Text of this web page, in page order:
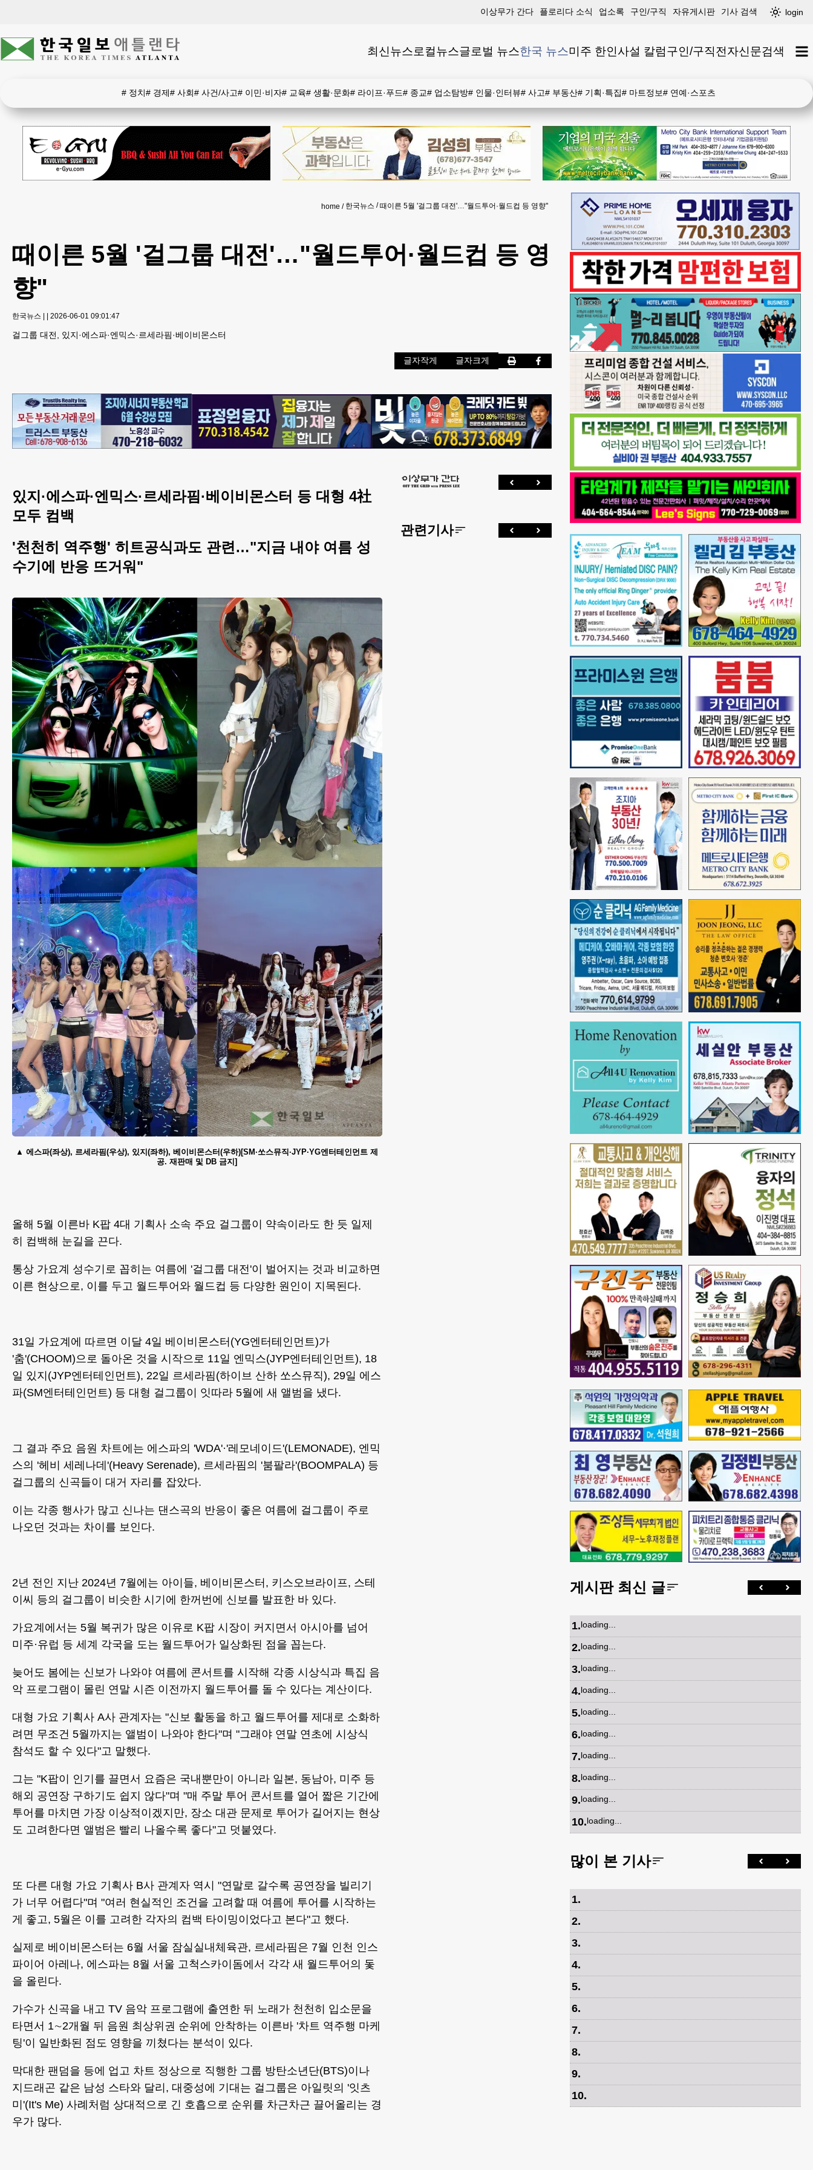
이상무가 간다 플로리다 소식 업소록 구인/구직 자유게시판 기사 검색 login
최신뉴스로컬뉴스글로벌 뉴스한국 뉴스미주 한인사설 칼럼구인/구직전자신문검색
# 정치# 경제# 사회# 사건/사고# 이민·비자# 교육# 생활·문화# 라이프·푸드# 종교# 업소탐방# 인물·인터뷰# 사고# 부동산# 기획·특집# 마트정보# 연예·스포츠
home 한국뉴스 때이른 5월 '걸그룹 대전'…"월드투어·월드컵 등 영향"
때이른 5월 '걸그룹 대전'…"월드투어·월드컵 등 영
향"
한국뉴스 | | 2026-06-01 09:01:47
걸그룹 대전, 있지·에스파·엔믹스·르세라핌·베이비몬스터
글자작게 글자크게
있지·에스파·엔믹스·르세라핌·베이비몬스터 등 대형 4社
모두 컴백
'천천히 역주행' 히트공식과도 관련…"지금 내야 여름 성
수기에 반응 뜨거워"
에스파(좌상), 르세라핌(우상), 있지(좌하), 베이비몬스터(우하)[SM·쏘스뮤직·JYP·YG엔터테인먼트 제
공. 재판매 및 DB 금지]
올해 5월 이른바 K팝 4대 기획사 소속 주요 걸그룹이 약속이라도 한 듯 일제
히 컴백해 눈길을 끈다.
통상 가요계 성수기로 꼽히는 여름에 '걸그룹 대전'이 벌어지는 것과 비교하면
이른 현상으로, 이를 두고 월드투어와 월드컵 등 다양한 원인이 지목된다.
31일 가요계에 따르면 이달 4일 베이비몬스터(YG엔터테인먼트)가
'춤'(CHOOM)으로 돌아온 것을 시작으로 11일 엔믹스(JYP엔터테인먼트), 18
일 있지(JYP엔터테인먼트), 22일 르세라핌(하이브 산하 쏘스뮤직), 29일 에스
파(SM엔터테인먼트) 등 대형 걸그룹이 잇따라 5월에 새 앨범을 냈다.
그 결과 주요 음원 차트에는 에스파의 'WDA'·'레모네이드'(LEMONADE), 엔믹
스의 '헤비 세레나데'(Heavy Serenade), 르세라핌의 '붐팔라'(BOOMPALA) 등
걸그룹의 신곡들이 대거 자리를 잡았다.
이는 각종 행사가 많고 신나는 댄스곡의 반응이 좋은 여름에 걸그룹이 주로
나오던 것과는 차이를 보인다.
2년 전인 지난 2024년 7월에는 아이들, 베이비몬스터, 키스오브라이프, 스테
이씨 등의 걸그룹이 비슷한 시기에 한꺼번에 신보를 발표한 바 있다.
가요계에서는 5월 복귀가 많은 이유로 K팝 시장이 커지면서 아시아를 넘어
미주·유럽 등 세계 각국을 도는 월드투어가 일상화된 점을 꼽는다.
늦어도 봄에는 신보가 나와야 여름에 콘서트를 시작해 각종 시상식과 특집 음
악 프로그램이 몰린 연말 시즌 이전까지 월드투어를 돌 수 있다는 계산이다.
대형 가요 기획사 A사 관계자는 "신보 활동을 하고 월드투어를 제대로 소화하
려면 무조건 5월까지는 앨범이 나와야 한다"며 "그래야 연말 연초에 시상식
참석도 할 수 있다"고 말했다.
그는 "K팝이 인기를 끌면서 요즘은 국내뿐만이 아니라 일본, 동남아, 미주 등
해외 공연장 구하기도 쉽지 않다"며 "매 주말 투어 콘서트를 열어 짧은 기간에
투어를 마치면 가장 이상적이겠지만, 장소 대관 문제로 투어가 길어지는 현상
도 고려한다면 앨범은 빨리 나올수록 좋다"고 덧붙였다.
또 다른 대형 가요 기획사 B사 관계자 역시 "연말로 갈수록 공연장을 빌리기
가 너무 어렵다"며 "여러 현실적인 조건을 고려할 때 여름에 투어를 시작하는
게 좋고, 5월은 이를 고려한 각자의 컴백 타이밍이었다고 본다"고 했다.
실제로 베이비몬스터는 6월 서울 잠실실내체육관, 르세라핌은 7월 인천 인스
파이어 아레나, 에스파는 8월 서울 고척스카이돔에서 각각 새 월드투어의 돛
을 올린다.
가수가 신곡을 내고 TV 음악 프로그램에 출연한 뒤 노래가 천천히 입소문을
타면서 1∼2개월 뒤 음원 최상위권 순위에 안착하는 이른바 '차트 역주행 마케
팅'이 일반화된 점도 영향을 끼쳤다는 분석이 있다.
막대한 팬덤을 등에 업고 차트 정상으로 직행한 그룹 방탄소년단(BTS)이나
지드래곤 같은 남성 스타와 달리, 대중성에 기대는 걸그룹은 아일릿의 '잇츠
미'(It's Me) 사례처럼 상대적으로 긴 호흡으로 순위를 차근차근 끌어올리는 경
우가 많다.
관련기사
게시판 최신 글
1.loading...
2.loading...
3.loading...
4.loading...
5.loading...
6.loading...
7.loading...
8.loading...
9.loading...
10.loading...
많이 본 기사
1.
2.
3.
4.
5.
6.
7.
8.
9.
10.